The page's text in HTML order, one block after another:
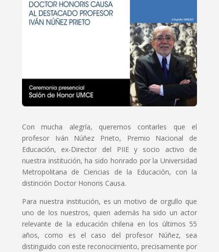
Con mucha alegría, queremos contarles que el
profesor Iván Núñez Prieto, Premio Nacional de
Educación, ex-Director del PIIE y socio activo de
nuestra institución, ha sido honrado por la Universidad
Metropolitana de Ciencias de la Educación, con la
distinción Doctor Honoris Causa.
Para nuestra institución, es un motivo de orgullo que
uno de los nuestros, quien además ha sido un actor
relevante de la educación chilena en los últimos 55
años, como es el caso del profesor Núñez, sea
distinguido con este reconocimiento, precisamente por